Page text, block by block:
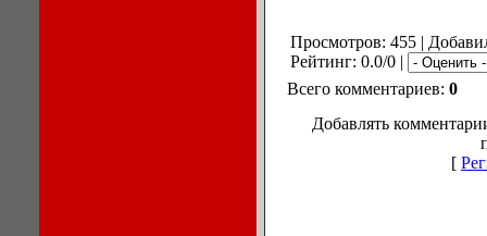
Просмотров: 455 |
Рейтинг: 0.0/0 |
Всего комментариев: 0
Добавлять
[